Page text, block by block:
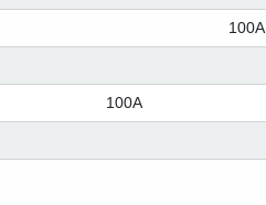
100A
100A